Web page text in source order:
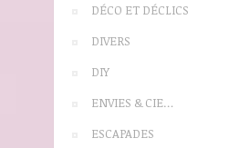
DÉCO ET DÉCLICS
DIVERS
DIY
ENVIES & CIE…
ESCAPADES